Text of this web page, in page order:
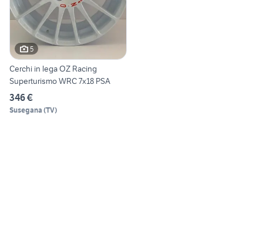
5
Cerchi in lega OZ Racing
Superturismo WRC 7x18 PSA
346 €
Susegana (TV)